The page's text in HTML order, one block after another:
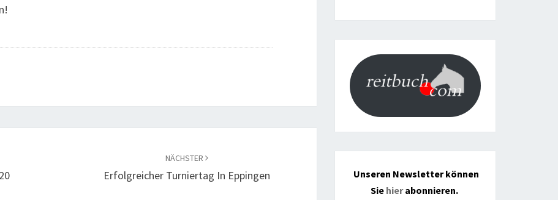
NÄCHSTER
Erfolgreicher Turniertag In Eppingen
Unseren Newsletter können
Sie hierabonnieren.